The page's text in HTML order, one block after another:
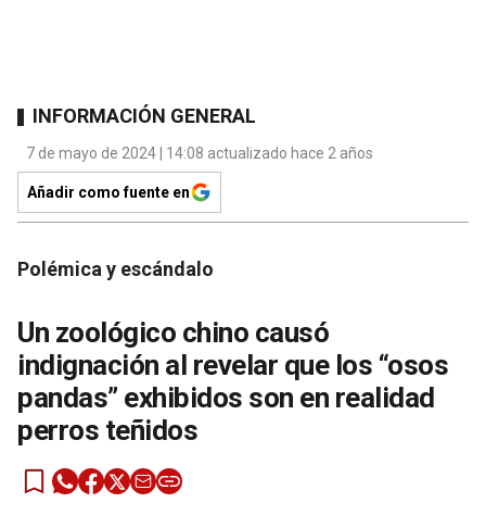
INFORMACIÓN GENERAL
7 de mayo de 2024 | 14:08 actualizado hace 2 años
Añadir como fuente en
Polémica y escándalo
Un zoológico chino causó
indignación al revelar que los “osos
pandas” exhibidos son en realidad
perros teñidos